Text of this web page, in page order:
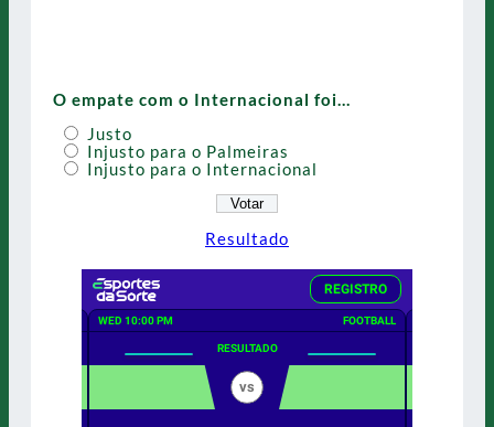
O empate com o Internacional foi…
Justo
Injusto para o Palmeiras
Injusto para o Internacional
Resultado